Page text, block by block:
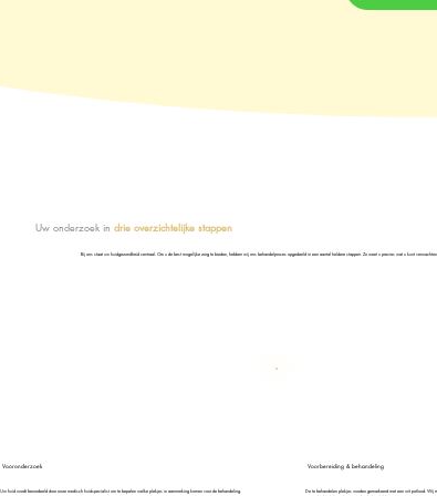
Uw onderzoek in drie overzichtelijke stappen
Bij ons staat uw huidgezondheid centraal. Om u de best mogelijke zorg te bieden, hebben wij ons behandelproces opgedeeld in een aantal heldere stappen. Zo weet u precies wat u kunt verwachten.
Vooronderzoek
Uw huid wordt beoordeeld door onze medisch huidspecialist om te bepalen welke plekjes in aanmerking komen voor de behandeling.
Voorbereiding & behandeling
De te behandelen plekjes worden gemarkeerd met een wit potlood. Wij